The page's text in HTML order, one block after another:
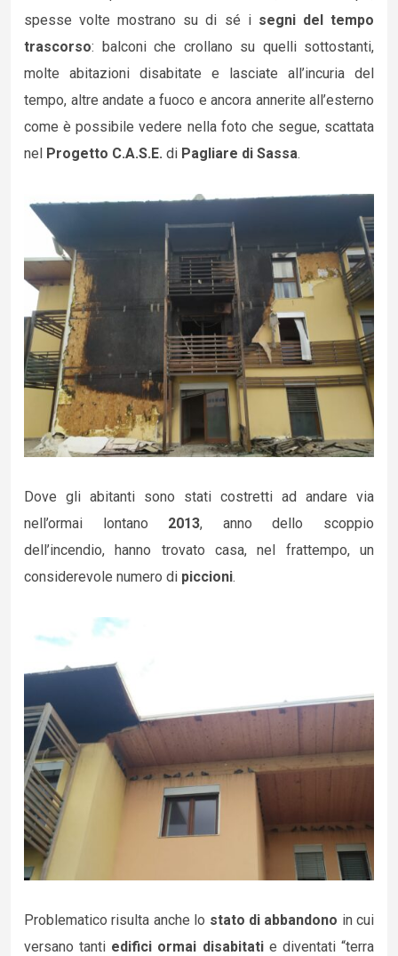
spesse volte mostrano su di sé isegni del tempo
trascorso: balconi che crollano su quelli sottostanti,
molte abitazioni disabitate e lasciate all’incuria del
tempo, altre andate a fuoco e ancora annerite all’esterno
come è possibile vedere nella foto che segue, scattata
nel Progetto C.A.S.E. di Pagliare di Sassa.
Dove gli abitanti sono stati costretti ad andare via
nell’ormai lontano 2013, anno dello scoppio
dell’incendio, hanno trovato casa, nel frattempo, un
considerevole numero di piccioni.
Problematico risulta anche lo stato di abbandono in cui
versano tanti edifici ormai disabitatie diventati “terra